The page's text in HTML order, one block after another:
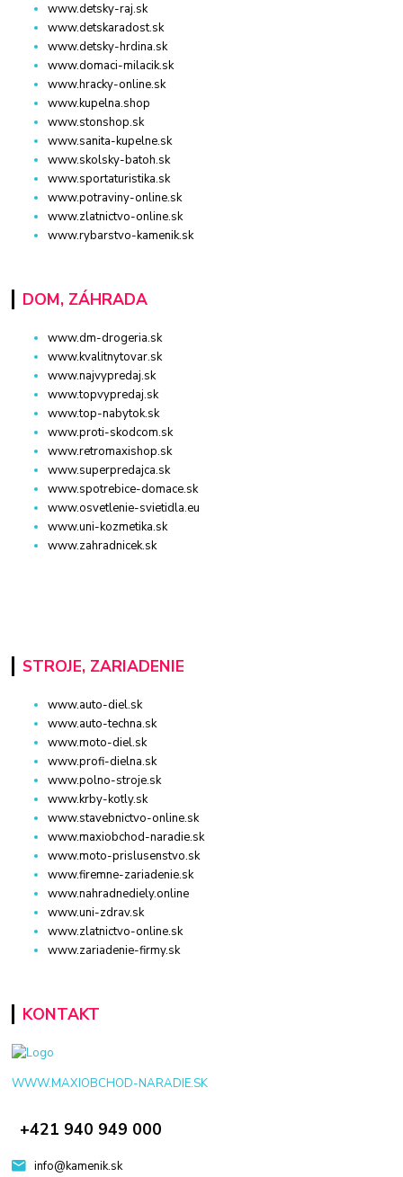
www.detsky-raj.sk
www.detskaradost.sk
www.detsky-hrdina.sk
www.domaci-milacik.sk
www.hracky-online.sk
www.kupelna.shop
www.stonshop.sk
www.sanita-kupelne.sk
www.skolsky-batoh.sk
www.sportaturistika.sk
www.potraviny-online.sk
www.zlatnictvo-online.sk
www.rybarstvo-kamenik.sk
DOM, ZÁHRADA
www.dm-drogeria.sk
www.kvalitnytovar.sk
www.najvypredaj.sk
www.topvypredaj.sk
www.top-nabytok.sk
www.proti-skodcom.sk
www.retromaxishop.sk
www.superpredajca.sk
www.spotrebice-domace.sk
www.osvetlenie-svietidla.eu
www.uni-kozmetika.sk
www.zahradnicek.sk
STROJE, ZARIADENIE
www.auto-diel.sk
www.auto-techna.sk
www.moto-diel.sk
www.profi-dielna.sk
www.polno-stroje.sk
www.krby-kotly.sk
www.stavebnictvo-online.sk
www.maxiobchod-naradie.sk
www.moto-prislusenstvo.sk
www.firemne-zariadenie.sk
www.nahradnediely.online
www.uni-zdrav.sk
www.zlatnictvo-online.sk
www.zariadenie-firmy.sk
KONTAKT
WWW.MAXIOBCHOD-NARADIE.SK
+421 940 949 000
info@kamenik.sk